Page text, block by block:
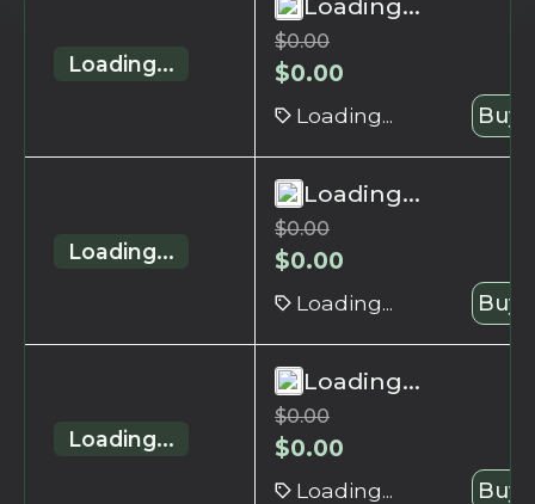
Loading...
Loading...
$0.00
$0.00
Loading... Buy
Loading...
Loading...
$0.00
$0.00
Loading... Buy
Loading...
Loading...
$0.00
$0.00
Loading... Buy